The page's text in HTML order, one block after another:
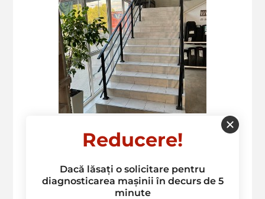
Reducere!
Dacă lăsați o solicitare pentru
diagnosticarea mașinii în decurs de 5
minute